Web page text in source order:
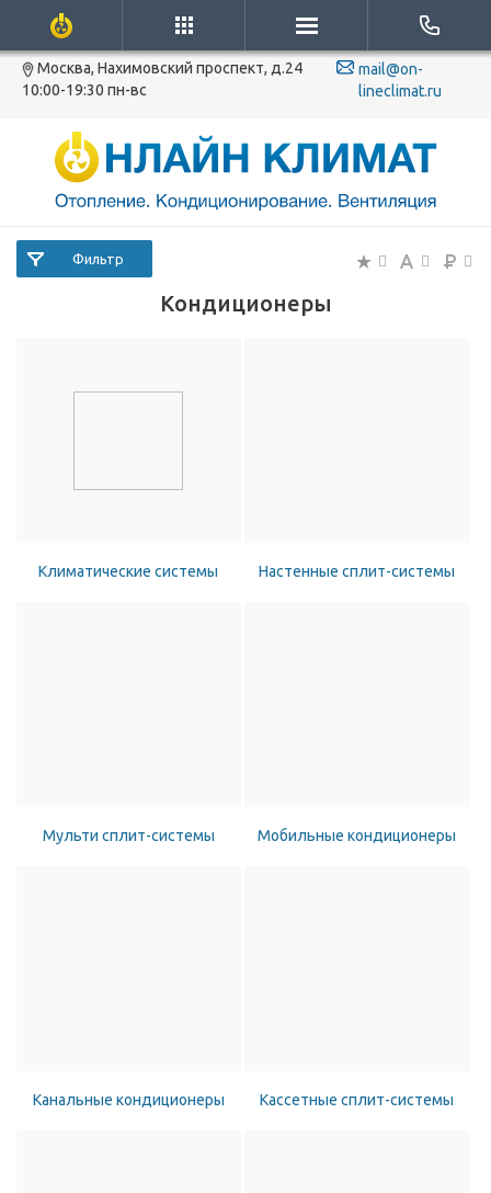
Москва, Нахимовский проспект, д.24
10:00-19:30 пн-вс
mail@on-
lineclimat.ru
Кондиционеры
Климатические системы Настенные сплит-системы
Мульти сплит-системы Мобильные кондиционеры
Канальные кондиционеры Кассетные сплит-системы
Фильтр